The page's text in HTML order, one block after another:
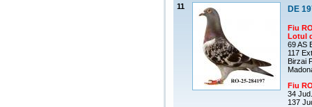
11 DE
Fiu
Lotul
69 AS
117
Birzai
Fiu
34
137